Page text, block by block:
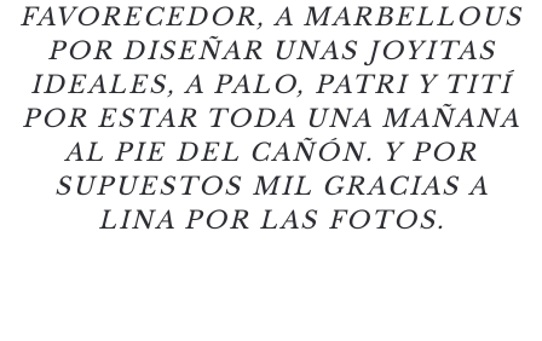
FAVORECEDOR, A MARBELLOUS
POR DISEÑAR UNAS JOYITAS
IDEALES, A PALO, PATRI Y TITÍ
POR ESTAR TODA UNA MAÑANA
AL PIE DEL CAÑÓN. Y POR
SUPUESTOS MIL GRACIAS A
LINA POR LAS FOTOS.